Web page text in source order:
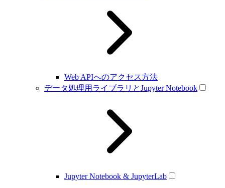
Web APIへのアクセス方法
データ処理用ライブラリとJupyter Notebook
Jupyter Notebook & JupyterLab